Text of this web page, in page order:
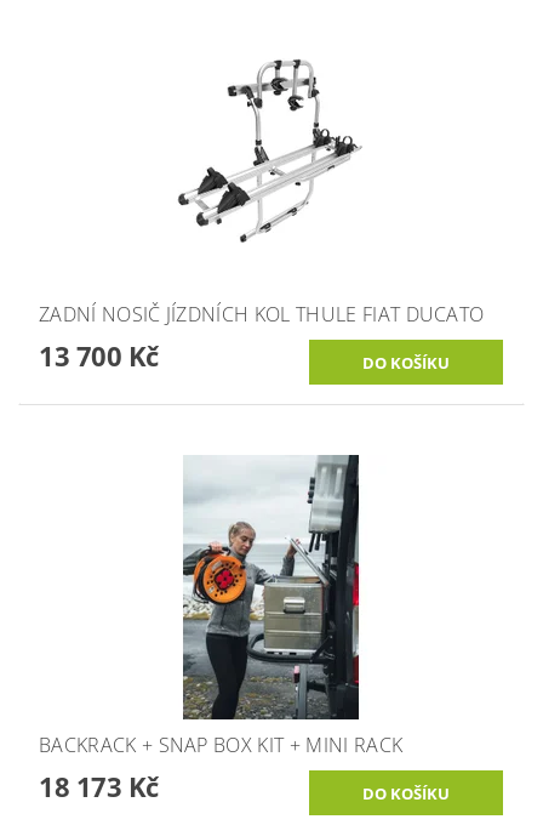
ZADNÍ NOSIČ JÍZDNÍCH KOL THULE FIAT DUCATO
13 700 Kč
BACKRACK + SNAP BOX KIT + MINI RACK
18 173 Kč